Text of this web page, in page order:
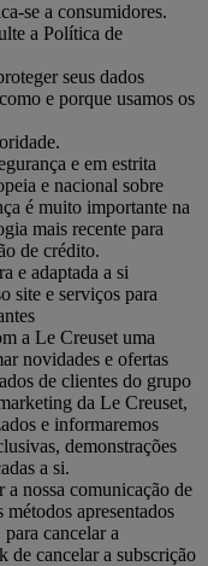
se a consumidores.
a Política de
seus dados
e porque usamos os
e em estrita
e nacional sobre
é muito importante na
mais recente para
de crédito.
e adaptada a si
site e serviços para
a Le Creuset uma
novidades e ofertas
de clientes do grupo
da Le Creuset,
e informaremos
demonstrações
a si.
a nossa comunicação de
apresentados
cancelar a
de cancelar a subscrição